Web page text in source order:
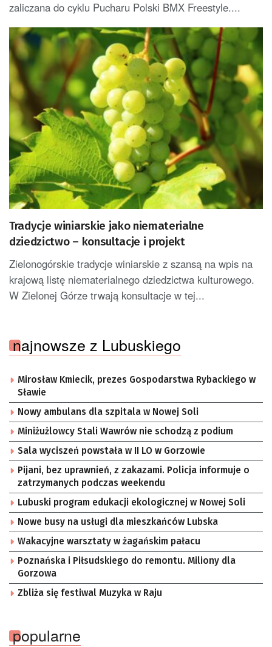
zaliczana do cyklu Pucharu Polski BMX Freestyle....
Tradycje winiarskie jako niematerialne
dziedzictwo – konsultacje i projekt
Zielonogórskie tradycje winiarskie z szansą na wpis na
krajową listę niematerialnego dziedzictwa kulturowego.
W Zielonej Górze trwają konsultacje w tej...
najnowsze z Lubuskiego
Mirosław Kmiecik, prezes Gospodarstwa Rybackiego w
Sławie
Nowy ambulans dla szpitala w Nowej Soli
Miniżużlowcy Stali Wawrów nie schodzą z podium
Sala wyciszeń powstała w II LO w Gorzowie
Pijani, bez uprawnień, z zakazami. Policja informuje o
zatrzymanych podczas weekendu
Lubuski program edukacji ekologicznej w Nowej Soli
Nowe busy na usługi dla mieszkańców Lubska
Wakacyjne warsztaty w żagańskim pałacu
Poznańska i Piłsudskiego do remontu. Miliony dla
Gorzowa
Zbliża się festiwal Muzyka w Raju
popularne